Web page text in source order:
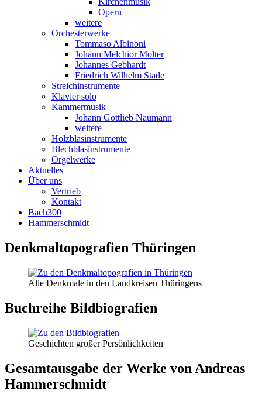
Opern
weitere
Orchesterwerke
Tommaso Albinoni
Johann Melchior Molter
Johannes Gebhardt
Friedrich Wilhelm Stade
Streichinstrumente
Klavier solo
Kammermusik
Johann Gottlieb Naumann
weitere
Holzblasinstrumente
Blechblasinstrumente
Orgelwerke
Aktuelles
Über uns
Vertrieb
Kontakt
Bach300
Hammerschmidt
Denkmaltopografien Thüringen
Alle Denkmale in den Landkreisen Thüringens
Buchreihe Bildbiografien
Geschichten großer Persönlichkeiten
Gesamtausgabe der Werke von Andreas
Hammerschmidt